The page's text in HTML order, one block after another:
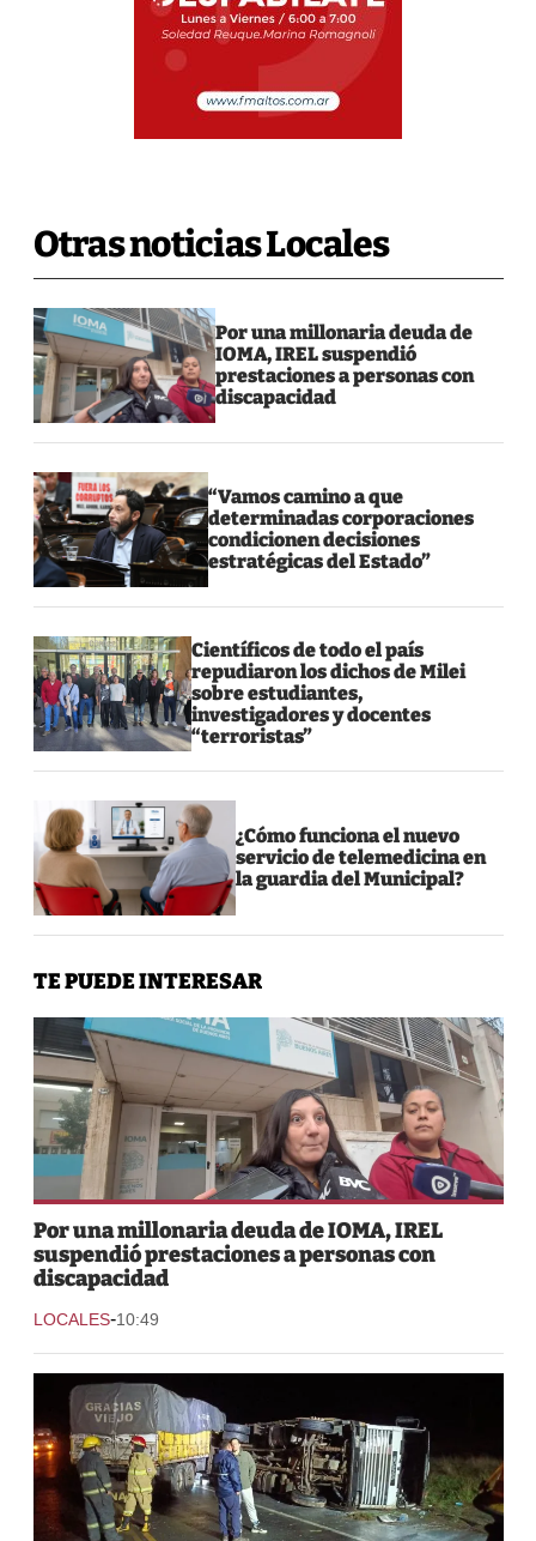
Otras noticias Locales
Por una millonaria deuda de
IOMA, IREL suspendió
prestaciones a personas con
discapacidad
“Vamos camino a que
determinadas corporaciones
condicionen decisiones
estratégicas del Estado”
Científicos de todo el país
repudiaron los dichos de Milei
sobre estudiantes,
investigadores y docentes
“terroristas”
¿Cómo funciona el nuevo
servicio de telemedicina en
la guardia del Municipal?
TE PUEDE INTERESAR
Por una millonaria deuda de IOMA, IREL
suspendió prestaciones a personas con
discapacidad
LOCALES-10:49